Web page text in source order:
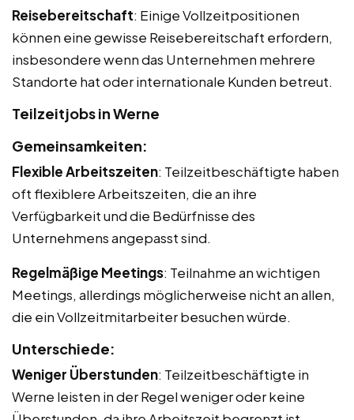
Reisebereitschaft: Einige Vollzeitpositionen
können eine gewisse Reisebereitschaft erfordern,
insbesondere wenn das Unternehmen mehrere
Standorte hat oder internationale Kunden betreut.
Teilzeitjobs in Werne
Gemeinsamkeiten:
Flexible Arbeitszeiten: Teilzeitbeschäftigte haben
oft flexiblere Arbeitszeiten, die an ihre
Verfügbarkeit und die Bedürfnisse des
Unternehmens angepasst sind.
Regelmäßige Meetings: Teilnahme an wichtigen
Meetings, allerdings möglicherweise nicht an allen,
die ein Vollzeitmitarbeiter besuchen würde.
Unterschiede:
Weniger Überstunden: Teilzeitbeschäftigte in
Werne leisten in der Regel weniger oder keine